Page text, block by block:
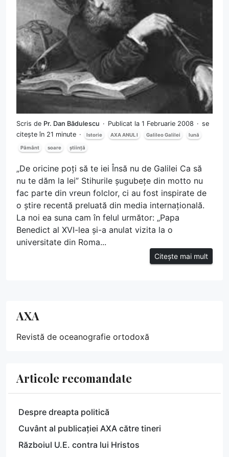
Scris de Pr. Dan Bădulescu Publicat la 1 Februarie 2008
se
citește în 21 minute
Istorie AXA ANUL I Galileo Galilei lună
Pământ soare știință
„De oricine poți să te iei Însă nu de Galilei Ca să
nu te dăm la lei” Stihurile șugubețe din motto nu
fac parte din vreun folclor, ci au fost inspirate de
o știre recentă preluată din media internațională.
La noi ea suna cam în felul următor: „Papa
Benedict al XVI-lea și-a anulat vizita la o
universitate din Roma...
Citește mai mult
AXA
Revistă de oceanografie ortodoxă
Articole recomandate
Despre dreapta politică
Cuvânt al publicației AXA către tineri
Războiul U.E. contra lui Hristos